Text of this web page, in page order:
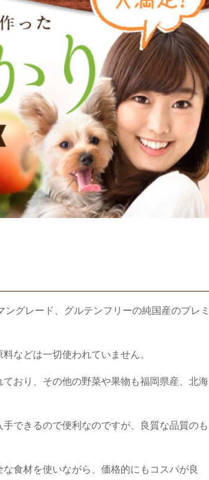
グレード、グルテンフリーの純国産のプレミ
などは一切使われていません。
おり、その他の野菜や果物も福岡県産、北海
できるので便利なのですが、良質な品質のも
食材を使いながら、価格的にもコスパが良